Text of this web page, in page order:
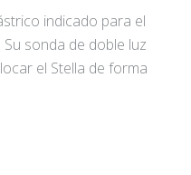
indicado para el
sonda de doble luz
el Stella de forma